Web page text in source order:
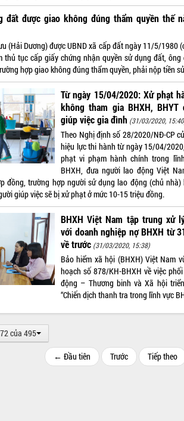
đất được giao không đúng thẩm quyền thế
(Hải Dương) được UBND xã cấp đất ngày 11/5/1980
thủ tục cấp giấy chứng nhận quyền sử dụng đất,
hợp giao không đúng thẩm quyền, phải nộp tiền
Từ ngày 15/04/2020: Xử phạt
không tham gia BHXH, BHYT
giúp việc gia đình (31/03/2020,
Theo Nghị định số 28/2020/NĐ-CP
hiệu lực thi hành từ ngày 15/04/
phạt vi phạm hành chính trong
BHXH, đưa người lao động Việt
đồng, trường hợp người sử dụng lao động (chủ nhà)
giúp việc sẽ bị xử phạt ở mức 10-15 triệu đồng.
BHXH Việt Nam tập trung xử
với doanh nghiệp nợ BHXH từ
về trước (31/03/2020, 15:38)
Bảo hiểm xã hội (BHXH) Việt Nam
hoạch số 878/KH-BHXH về việc
động – Thương binh và Xã hội
“Chiến dịch thanh tra trong lĩnh vực
của 495
← Đầu tiên Trước Tiếp theo